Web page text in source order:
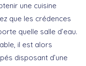
une cuisine
que les crédences
quelle salle d’eau.
il est alors
disposant d’une